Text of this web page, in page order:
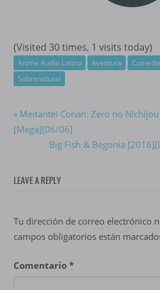
(Visited 30 times, 1 visits today)
Anime Audio Latino Aventura Comedia
Sobrenatural
Navegación
de
Previous
Post:
Meitantei Conan: Zero no
[Mega][06/06]
Next
Big Fish & Begonia
LEAVE A REPLY
Tu dirección de correo electrónico
campos obligatorios están
Comentario *